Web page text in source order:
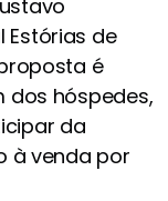
Estórias de
é
dos hóspedes,
da
à venda por